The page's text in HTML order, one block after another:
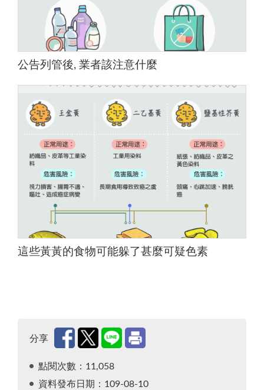
公告列管後, 業者該注意什麼
這些黃黃的食物可能躲了甚麼可疑色素
分享
點閱次數：11,058
資料發布日期：109-08-10